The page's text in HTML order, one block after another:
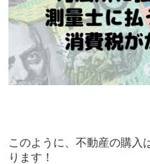
このように、不動産の購入
ります！